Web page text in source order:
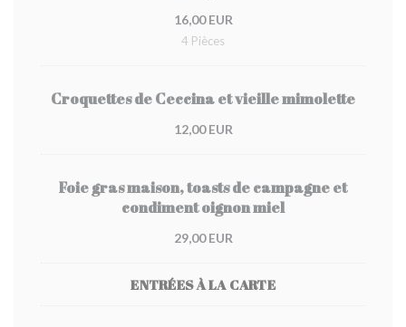
16,00 EUR
4 Pièces
Croquettes de Ceccina et vieille mimolette
12,00 EUR
Foie gras maison, toasts de campagne et
condiment oignon miel
29,00 EUR
ENTRÉES À LA CARTE